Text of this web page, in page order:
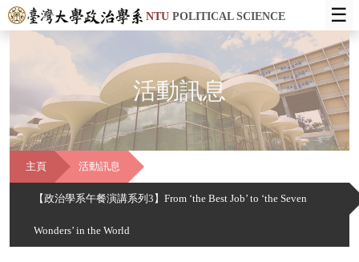
NTUPOLITICAL SCIENCE ☰
活動訊息
主頁 活動訊息
【政治學系午餐演講系列3】From ‘the Best Job’ to ‘the Seven
Wonders’ in the World